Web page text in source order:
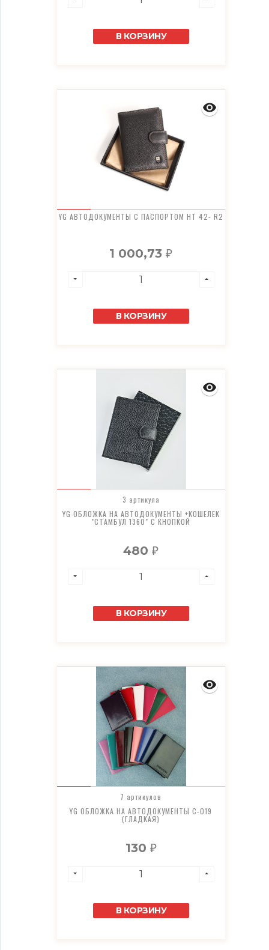
В КОРЗИНУ
YG АВТОДОКУМЕНТЫ С ПАСПОРТОМ HT 42- R2
1 000,73₽
В КОРЗИНУ
3 артикула
YG ОБЛОЖКА НА АВТОДОКУМЕНТЫ +КОШЕЛЕК
"СТАМБУЛ 1360" С КНОПКОЙ
480₽
В КОРЗИНУ
7 артикулов
YG ОБЛОЖКА НА АВТОДОКУМЕНТЫ C-019
(ГЛАДКАЯ)
130 ₽
В КОРЗИНУ